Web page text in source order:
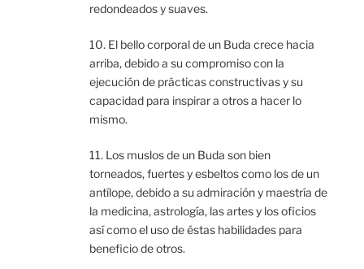
redondeados y suaves.
10. El bello corporal de un Buda crece hacia
arriba, debido a su compromiso con la
ejecución de prácticas constructivas y su
capacidad para inspirar a otros a hacer lo
mismo.
11. Los muslos de un Buda son bien
torneados, fuertes y esbeltos como los de un
antílope, debido a su admiración y maestría de
la medicina, astrología, las artes y los oficios
así como el uso de éstas habilidades para
beneficio de otros.